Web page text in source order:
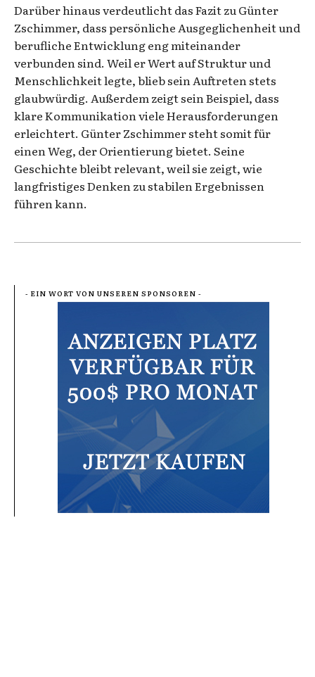
Darüber hinaus verdeutlicht das Fazit zu Günter
Zschimmer, dass persönliche Ausgeglichenheit und
berufliche Entwicklung eng miteinander
verbunden sind. Weil er Wert auf Struktur und
Menschlichkeit legte, blieb sein Auftreten stets
glaubwürdig. Außerdem zeigt sein Beispiel, dass
klare Kommunikation viele Herausforderungen
erleichtert. Günter Zschimmer steht somit für
einen Weg, der Orientierung bietet. Seine
Geschichte bleibt relevant, weil sie zeigt, wie
langfristiges Denken zu stabilen Ergebnissen
führen kann.
- EIN WORT VON UNSEREN SPONSOREN -